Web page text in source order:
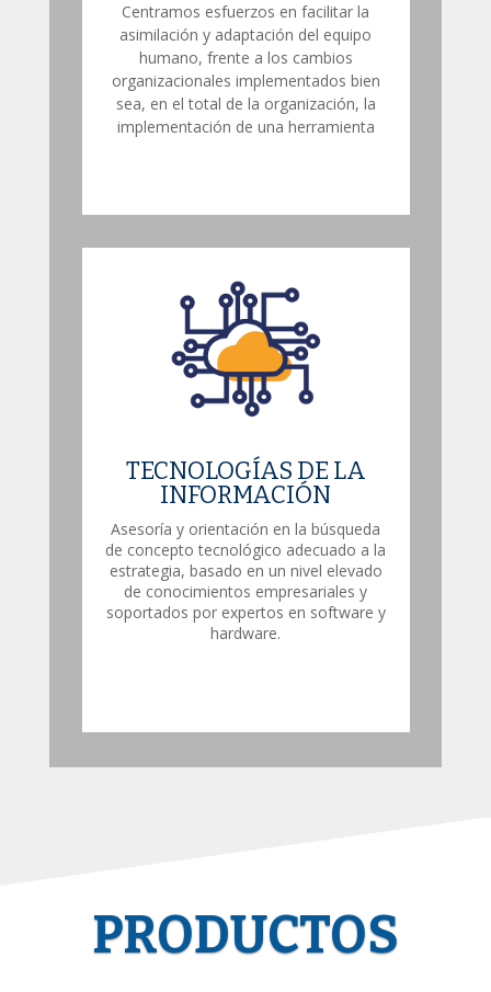
Centramos esfuerzos en facilitar la
asimilación y adaptación del equipo
humano, frente a los cambios
organizacionales implementados bien
sea, en el total de la organización, la
implementación de una herramienta
TECNOLOGÍAS DE LA
INFORMACIÓN
Asesoría y orientación en la búsqueda
de concepto tecnológico adecuado a la
estrategia, basado en un nivel elevado
de conocimientos empresariales y
soportados por expertos en software y
hardware.
PRODUCTOS